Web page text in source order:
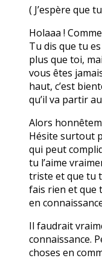
( J’espère que
Holaaa !
Tu dis que tu
plus que toi,
vous êtes
haut, c’est
qu’il va partir
Alors
Hésite surtout
qui peut
tu l’aime
triste et que tu
fais rien et que
en
Il faudrait
connaissance.
choses en